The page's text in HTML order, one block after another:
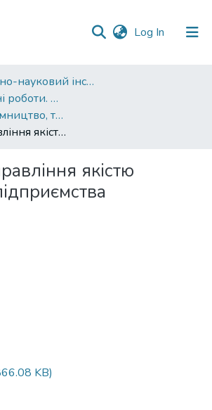
Log In (current)
Навчально-науковий інститут економіки, управління, права та інформаційних технологій
Кваліфікаційні роботи. ННІ економіки, управління, права та ІТ
076 «Підприємництво, торгівля та біржова діяльність» - Магістри 2023-2024
Система управління якістю продукції підприємства
якістю
KB)